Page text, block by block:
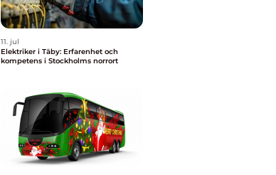
11. jul
Elektriker i Täby: Erfarenhet och
kompetens i Stockholms norrort